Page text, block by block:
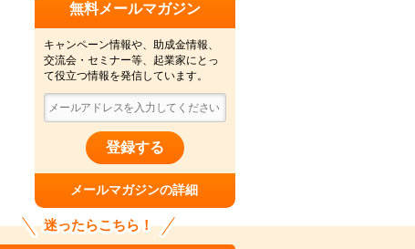
無料メールマガジン
キャンペーン情報や、助成金情報、
交流会・セミナー等、起業家にとっ
て役立つ情報を発信しています。
登録する
メールマガジンの詳細
迷ったらこちら！